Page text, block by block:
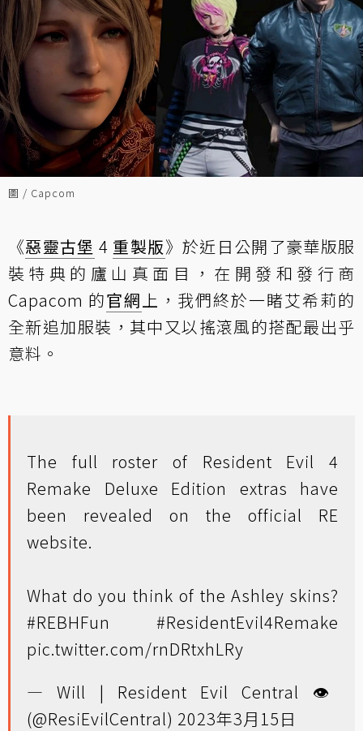
圖 / Capcom
《惡靈古堡 4 重製版》於近日公開了豪華版服
裝特典的廬山真面目，在開發和發行商
Capacom 的官網上，我們終於一睹艾希莉的
全新追加服裝，其中又以搖滾風的搭配最出乎
意料。
The full roster of Resident Evil 4
Remake Deluxe Edition extras have
been revealed on the official RE
website.
What do you think of the Ashley skins?
#REBHFun
#ResidentEvil4Remake
pic.twitter.com/rnDRtxhLRy
— Will | Resident Evil Central 👁️
(@ResiEvilCentral) 2023年3月15日